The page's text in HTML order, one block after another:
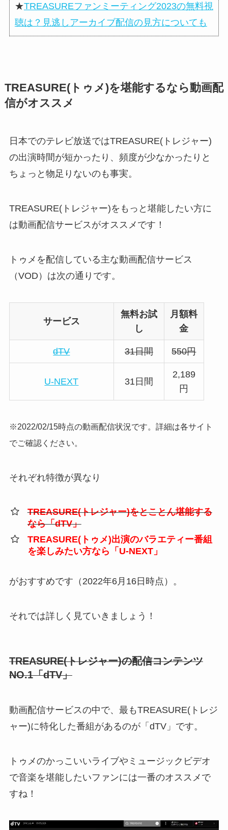
★TREASUREファンミーティング2023の無料視
聴は？見逃しアーカイブ配信の見方についても
TREASURE(トゥメ)を堪能するなら動画配
信がオススメ
日本でのテレビ放送ではTREASURE(トレジャー)
の出演時間が短かったり、頻度が少なかったりと
ちょっと物足りないのも事実。
TREASURE(トレジャー)をもっと堪能したい方に
は動画配信サービスがオススメです！
トゥメを配信している主な動画配信サービス
（VOD）は次の通りです。
サービス
無料お試
し
月額料
金
dTV 31日間 550円
U-NEXT 31日間
2,189
円
※2022/02/15時点の動画配信状況です。詳細は各サイト
でご確認ください。
それぞれ特徴が異なり
TREASURE(トレジャー)をとことん堪能する
なら「dTV」
TREASURE(トゥメ)出演のバラエティー番組
を楽しみたい方なら「U-NEXT」
がおすすめです（2022年6月16日時点）。
それでは詳しく見ていきましょう！
TREASURE(トレジャー)の配信コンテンツ
NO.1「dTV」
動画配信サービスの中で、最もTREASURE(トレジ
ャー)に特化した番組があるのが「dTV」です。
トゥメのかっこいいライブやミュージックビデオ
で音楽を堪能したいファンには一番のオススメで
すね！